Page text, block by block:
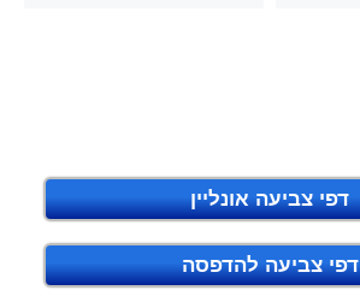
דפי צביעה אונליין
דפי צביעה להדפסה